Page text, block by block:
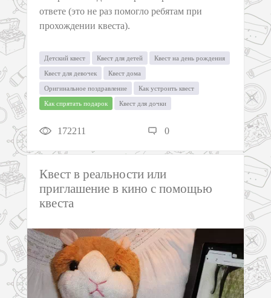
ответе (это не раз помогло ребятам при
прохождении квеста).
Детский квест Квест для детей Квест на день рождения
Квест для девочек Квест дома
Оригинальное поздравление Как устроить квест
Как спрятать подарок Квест для дочки
172211 0
Квест в реальности или
приглашение в кино с помощью
квеста